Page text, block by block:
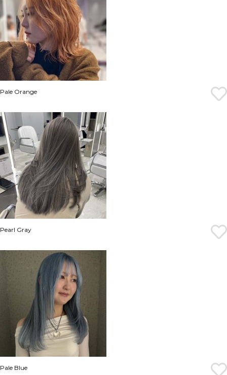
Pale Orange
Pearl Gray
Pale Blue